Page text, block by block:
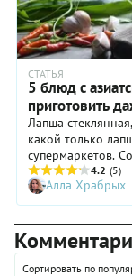
СТАТЬЯ
5 блюд с
приготовить
Лапша
какой только
супермаркетов.
соевый,
лапшу готовить
необходимыми
аутентичного
Секретами
«Китайские
4.2 (5)
Алла Храбрых
Сортировать по